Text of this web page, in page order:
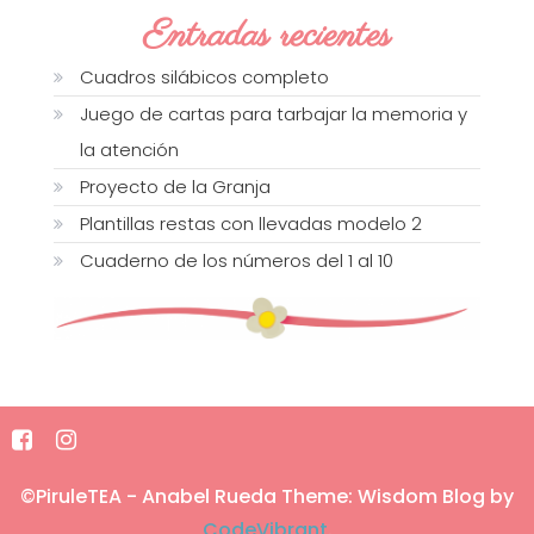
Entradas recientes
Cuadros silábicos completo
Juego de cartas para tarbajar la memoria y
la atención
Proyecto de la Granja
Plantillas restas con llevadas modelo 2
Cuaderno de los números del 1 al 10
©PiruleTEA - Anabel Rueda Theme: Wisdom Blog by